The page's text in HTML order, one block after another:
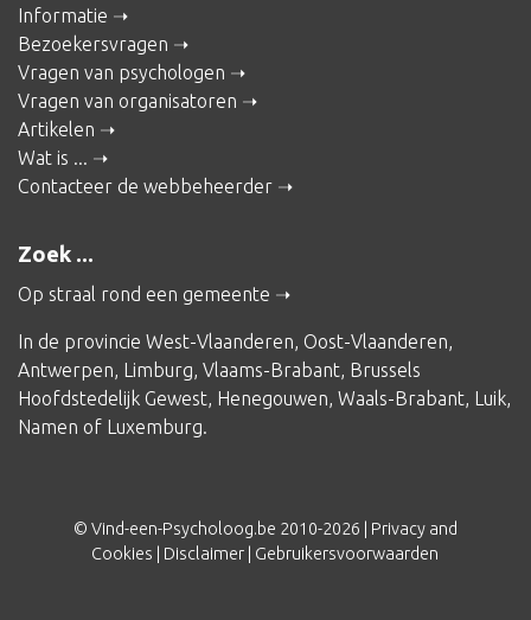
Informatie
Bezoekersvragen
Vragen van psychologen
Vragen van organisatoren
Artikelen
Wat is ...
Contacteer de webbeheerder
Zoek ...
Op straal rond een gemeente
In de provincie West-Vlaanderen, Oost-Vlaanderen,
Antwerpen, Limburg, Vlaams-Brabant, Brussels
Hoofdstedelijk Gewest, Henegouwen, Waals-Brabant, Luik,
Namen of Luxemburg.
© Vind-een-Psycholoog.be 2010-2026 | Privacy and
Cookies
Disclaimer Gebruikersvoorwaarden